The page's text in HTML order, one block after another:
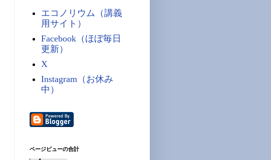
エコノリウム（講義
用サイト）
Facebook（ほぼ毎日
更新）
X
Instagram（お休み
中）
ページビューの合計